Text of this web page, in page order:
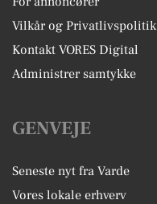
Vilkår og Privatlivspolitik
Kontakt VORES Digital
Administrer samtykke
GENVEJE
Seneste nyt fra Varde
Vores lokale erhverv